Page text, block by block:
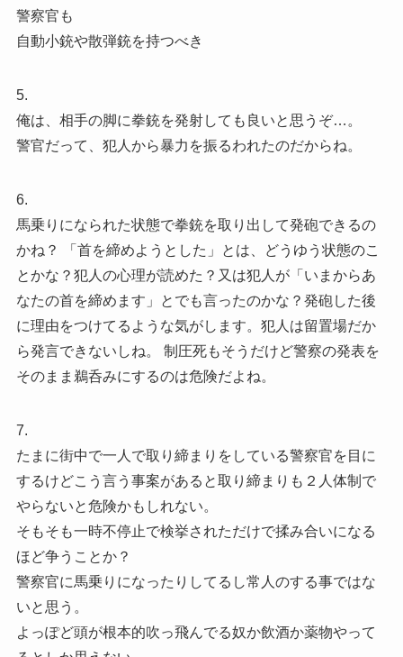
警察官も
自動小銃や散弾銃を持つべき
5.
俺は、相手の脚に拳銃を発射しても良いと思うぞ…。
警官だって、犯人から暴力を振るわれたのだからね。
6.
馬乗りになられた状態で拳銃を取り出して発砲できるの
かね？ 「首を締めようとした」とは、どうゆう状態のこ
とかな？犯人の心理が読めた？又は犯人が「いまからあ
なたの首を締めます」とでも言ったのかな？発砲した後
に理由をつけてるような気がします。犯人は留置場だか
ら発言できないしね。 制圧死もそうだけど警察の発表を
そのまま鵜呑みにするのは危険だよね。
7.
たまに街中で一人で取り締まりをしている警察官を目に
するけどこう言う事案があると取り締まりも２人体制で
やらないと危険かもしれない。
そもそも一時不停止で検挙されただけで揉み合いになる
ほど争うことか？
警察官に馬乗りになったりしてるし常人のする事ではな
いと思う。
よっぽど頭が根本的吹っ飛んでる奴か飲酒か薬物やって